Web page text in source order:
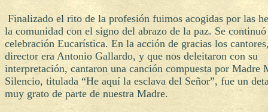
Finalizado el rito de la profesión fuimos acogidas por las
la comunidad con el signo del abrazo de la paz. Se
celebración Eucarística. En la acción de gracias los
director era Antonio Gallardo, y que nos deleitaron con su
interpretación, cantaron una canción compuesta por Madre
Silencio, titulada “He aquí la esclava del Señor”, fue un
muy grato de parte de nuestra Madre.